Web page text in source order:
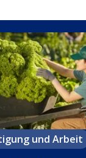
und Arbeit